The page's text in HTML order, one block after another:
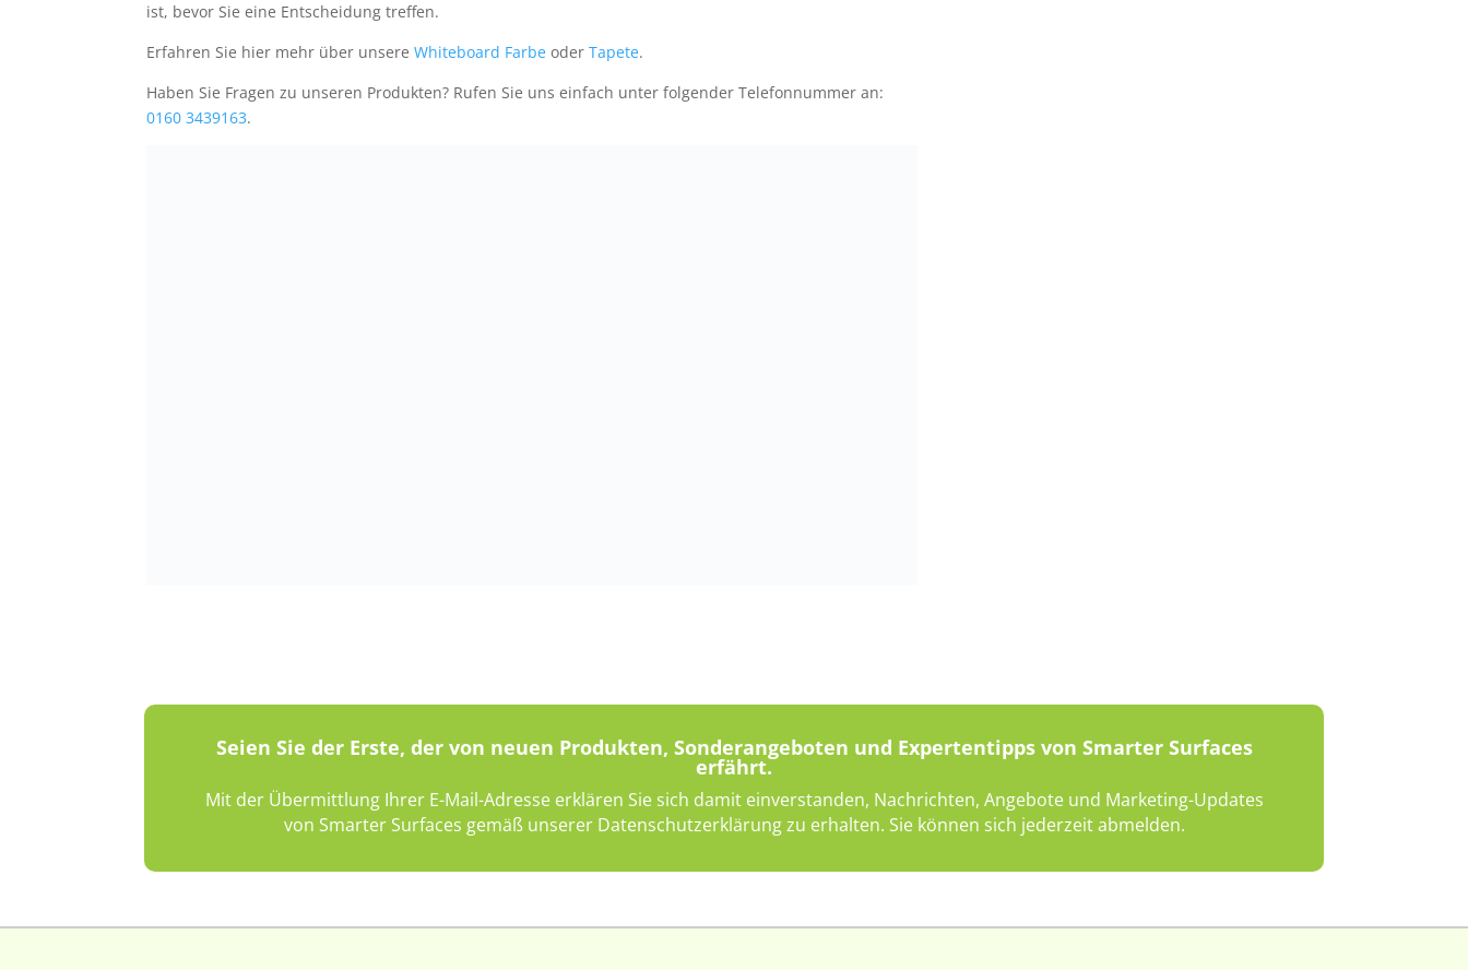
ist, bevor Sie eine Entscheidung treffen.
Erfahren Sie hier mehr über unsereWhiteboard Farbe oderTapete.
Haben Sie Fragen zu unseren Produkten? Rufen Sie uns einfach unter folgender Telefonnummer an:
0160 3439163.
Seien Sie der Erste, der von neuen Produkten, Sonderangeboten und Expertentipps von Smarter Surfaces
erfährt.
Mit der Übermittlung Ihrer E-Mail-Adresse erklären Sie sich damit einverstanden, Nachrichten, Angebote und Marketing-Updates
von Smarter Surfaces gemäß unserer Datenschutzerklärung zu erhalten. Sie können sich jederzeit abmelden.